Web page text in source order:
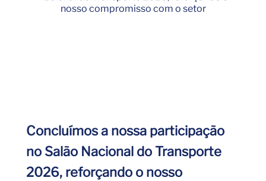
Concluímos a nossa participação
no Salão Nacional do Transporte
2026, reforçando o nosso